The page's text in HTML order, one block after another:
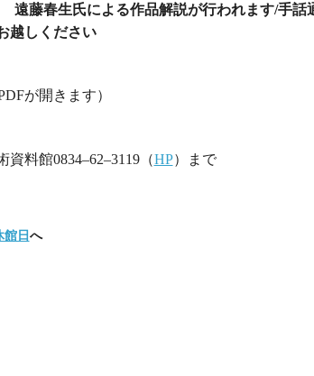
藤春生氏による作品解説が行われます/手話
越しください
が開きます）
料館0834‒62‒3119（HP）まで
日へ